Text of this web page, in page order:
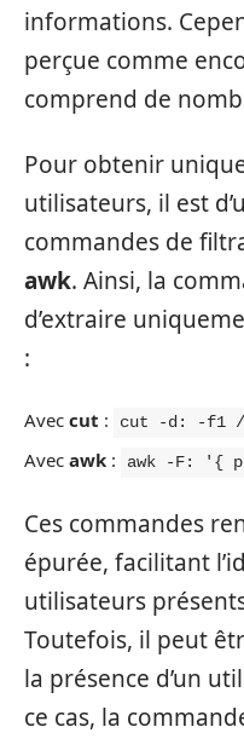
informations.
perçue comme
comprend de
Pour obtenir
utilisateurs, il est
commandes de
awk. Ainsi, la
d’extraire
:
Avec cut : cut -d: -f1 /
Avec awk : awk -F: '{
Ces commandes
épurée, facilitant
utilisateurs
Toutefois, il peut
la présence d’un
ce cas, la